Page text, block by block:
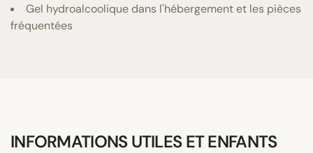
Gel hydroalcoolique dans l'hébergement et les pièces
fréquentées
INFORMATIONS UTILES ET ENFANTS